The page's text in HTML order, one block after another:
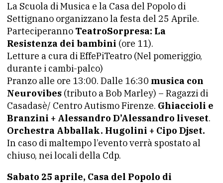
La Scuola di Musica e la Casa del Popolo di
Settignano organizzano la festa del 25 Aprile.
Parteciperanno TeatroSorpresa: La
Resistenza dei bambini (ore 11).
Letture a cura di EffePiTeatro (Nel pomeriggio,
durante i cambi-palco)
Pranzo alle ore 13:00. Dalle 16:30 musica con
Neurovibes (tributo a Bob Marley) – Ragazzi di
Casadasè/ Centro Autismo Firenze. Ghiaccioli e
Branzini + Alessandro D’Alessandro liveset.
Orchestra Abballak. Hugolini + Cipo Djset.
In caso di maltempo l’evento verrà spostato al
chiuso, nei locali della Cdp.
Sabato 25 aprile, Casa del Popolo di